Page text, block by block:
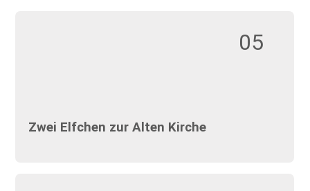
05
Zwei Elfchen zur Alten Kirche